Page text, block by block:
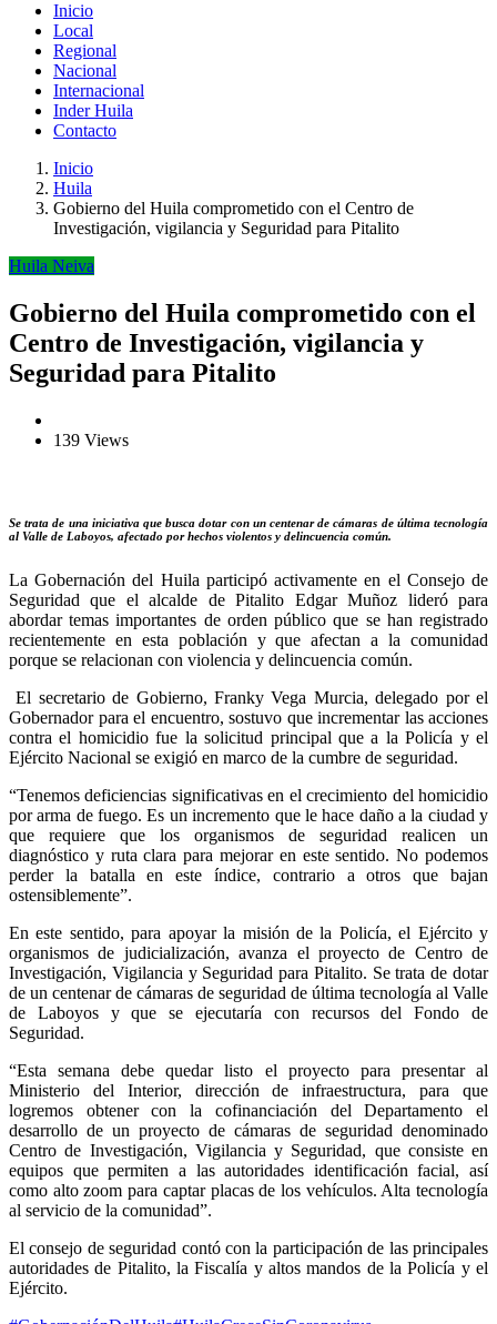
Inicio
Local
Regional
Nacional
Internacional
Inder Huila
Contacto
Inicio
Huila
Gobierno del Huila comprometido con el Centro de
Investigación, vigilancia y Seguridad para Pitalito
Huila Neiva
Gobierno del Huila comprometido con el
Centro de Investigación, vigilancia y
Seguridad para Pitalito
139 Views
Se trata de una iniciativa que busca dotar con un centenar de cámaras de última tecnología
al Valle de Laboyos, afectado por hechos violentos y delincuencia común.
La Gobernación del Huila participó activamente en el Consejo de
Seguridad que el alcalde de Pitalito Edgar Muñoz lideró para
abordar temas importantes de orden público que se han registrado
recientemente en esta población y que afectan a la comunidad
porque se relacionan con violencia y delincuencia común.
El secretario de Gobierno, Franky Vega Murcia, delegado por el
Gobernador para el encuentro, sostuvo que incrementar las acciones
contra el homicidio fue la solicitud principal que a la Policía y el
Ejército Nacional se exigió en marco de la cumbre de seguridad.
“Tenemos deficiencias significativas en el crecimiento del homicidio
por arma de fuego. Es un incremento que le hace daño a la ciudad y
que requiere que los organismos de seguridad realicen un
diagnóstico y ruta clara para mejorar en este sentido. No podemos
perder la batalla en este índice, contrario a otros que bajan
ostensiblemente”.
En este sentido, para apoyar la misión de la Policía, el Ejército y
organismos de judicialización, avanza el proyecto de Centro de
Investigación, Vigilancia y Seguridad para Pitalito. Se trata de dotar
de un centenar de cámaras de seguridad de última tecnología al Valle
de Laboyos y que se ejecutaría con recursos del Fondo de
Seguridad.
“Esta semana debe quedar listo el proyecto para presentar al
Ministerio del Interior, dirección de infraestructura, para que
logremos obtener con la cofinanciación del Departamento el
desarrollo de un proyecto de cámaras de seguridad denominado
Centro de Investigación, Vigilancia y Seguridad, que consiste en
equipos que permiten a las autoridades identificación facial, así
como alto zoom para captar placas de los vehículos. Alta tecnología
al servicio de la comunidad”.
El consejo de seguridad contó con la participación de las principales
autoridades de Pitalito, la Fiscalía y altos mandos de la Policía y el
Ejército.